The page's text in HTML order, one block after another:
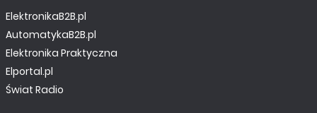
ElektronikaB2B.pl
AutomatykaB2B.pl
Elektronika Praktyczna
Elportal.pl
Świat Radio